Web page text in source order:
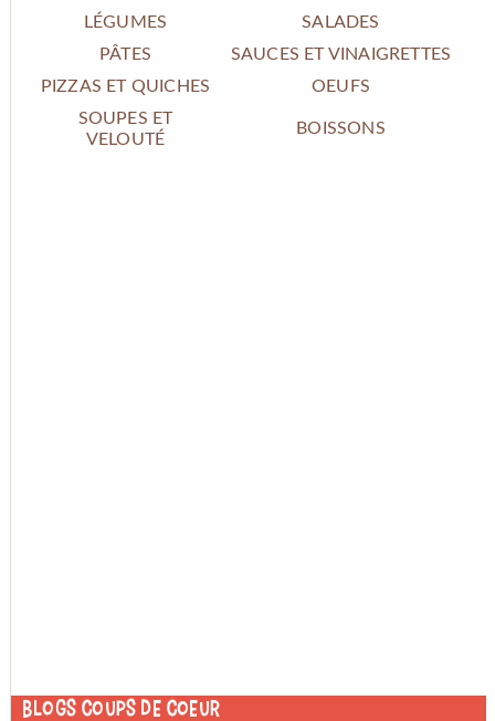
LÉGUMES
SALADES
PÂTES
SAUCES ET VINAIGRETTES
PIZZAS ET QUICHES
OEUFS
SOUPES ET
VELOUTÉ
BOISSONS
Blogs coups de coeur